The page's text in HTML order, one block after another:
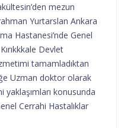
mezun
Yurtarslan Ankara
Hastanesi’nde Genel
Devlet
tamamladıktan
Uzman doktor olarak
yaklaşımları konusunda
Cerrahi Hastalıklar